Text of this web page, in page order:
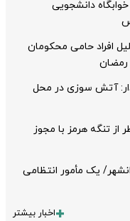
دانشجویی
افراد حامی محکومان
آتش سوزی در محل
تنگه هرمز با مجوز
یک مأمور انتظامی
اخبار بیشتر